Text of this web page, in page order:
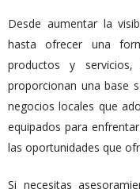
Desde aumentar la
hasta ofrecer una
productos y
proporcionan una base
negocios locales que
equipados para
las oportunidades que
Si necesitas